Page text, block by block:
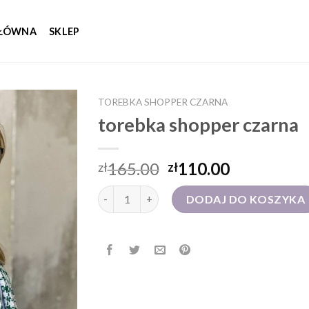
SKLEP
TOREBKA SHOPPER CZARNA
torebka shopper czarna
zł165.00 zł110.00
ilość torebka shopper czarnaDODAJ DO KOSZYKA